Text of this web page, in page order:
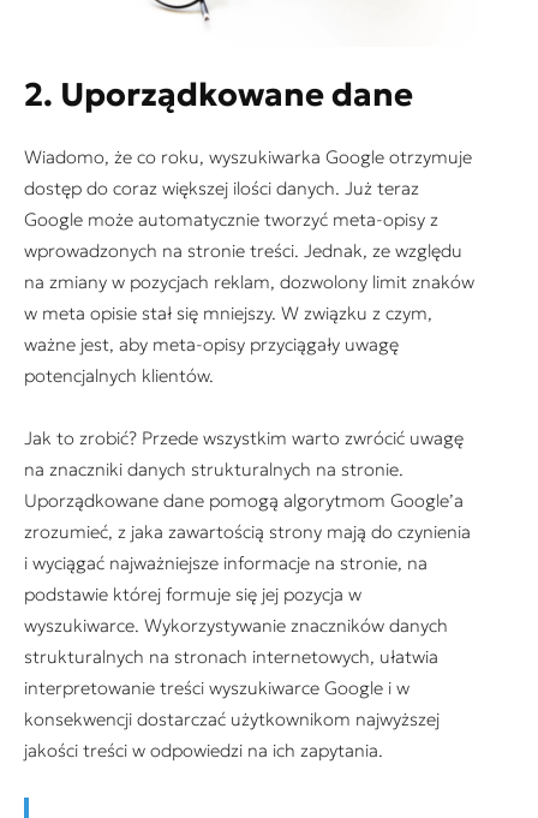
2. Uporządkowane dane
Wiadomo, że co roku, wyszukiwarka Google otrzymuje
dostęp do coraz większej ilości danych. Już teraz
Google może automatycznie tworzyć meta-opisy z
wprowadzonych na stronie treści. Jednak, ze względu
na zmiany w pozycjach reklam, dozwolony limit znaków
w meta opisie stał się mniejszy. W związku z czym,
ważne jest, aby meta-opisy przyciągały uwagę
potencjalnych klientów.
Jak to zrobić? Przede wszystkim warto zwrócić uwagę
na znaczniki danych strukturalnych na stronie.
Uporządkowane dane pomogą algorytmom Google’a
zrozumieć, z jaka zawartością strony mają do czynienia
i wyciągać najważniejsze informacje na stronie, na
podstawie której formuje się jej pozycja w
wyszukiwarce. Wykorzystywanie znaczników danych
strukturalnych na stronach internetowych, ułatwia
interpretowanie treści wyszukiwarce Google i w
konsekwencji dostarczać użytkownikom najwyższej
jakości treści w odpowiedzi na ich zapytania.